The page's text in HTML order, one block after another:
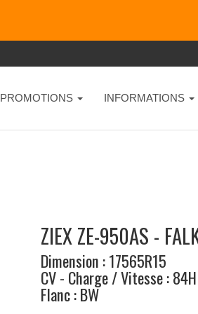
PROMOTIONS INFORMATIONS
ZIEX ZE-950AS -
Dimension : 17565R15
CV - Charge / Vitesse : 84H
Flanc : BW